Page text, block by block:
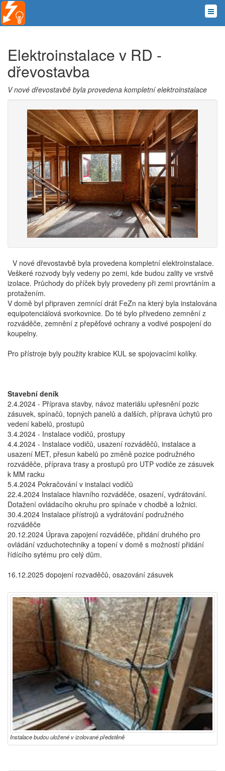
Elektroinstalace v RD -
dřevostavba
V nové dřevostavbě byla provedena kompletní elektroinstalace
V nové dřevostavbě byla provedena kompletní elektroinstalace.
Veškeré rozvody byly vedeny po zemi, kde budou zality ve vrstvě
izolace. Průchody do příček byly provedeny při zemi provrtáním a
protažením.
V domě byl připraven zemnící drát FeZn na který byla instalována
equipotenciálová svorkovnice. Do té bylo přivedeno zemnění z
rozváděče, zemnění z přepěťové ochrany a vodivé pospojení do
koupelny.
Pro přístroje byly použity krabice KUL se spojovacími kolíky.
Stavební deník
2.4.2024 - Příprava stavby, návoz materiálu upřesnění pozic
zásuvek, spínačů, topných panelů a dalších, příprava úchytů pro
vedení kabelů, prostupů
3.4.2024 - Instalace vodičů, prostupy
4.4.2024 - Instalace vodičů, usazení rozváděčů, instalace a
usazení MET, přesun kabelů po změně pozice podružného
rozváděče, příprava trasy a prostupů pro UTP vodiče ze zásuvek
k MM racku
5.4.2024 Pokračování v instalaci vodičů
22.4.2024 Instalace hlavního rozváděče, osazení, vydrátování.
Dotažení ovládacího okruhu pro spínače v chodbě a ložnici.
30.4.2024 Instalace přístrojů a vydrátování podružného
rozváděče
20.12.2024 Úprava zapojení rozváděče, přidání druhého pro
ovládání vzduchotechniky a topení v domě s možností přidání
řídícího sytému pro celý dům.
16.12.2025 dopojení rozvaděčů, osazování zásuvek
Instalace budou uložené v izolované předstěně